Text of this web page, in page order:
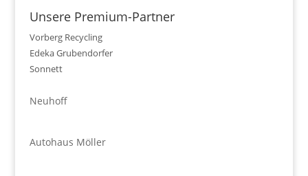
Unsere Premium-Partner
Vorberg Recycling
Edeka Grubendorfer
Sonnett
Neuhoff
Autohaus Möller